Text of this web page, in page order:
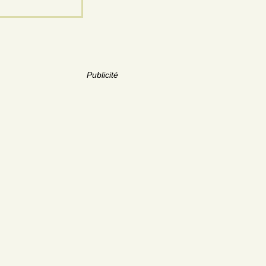
Publicité